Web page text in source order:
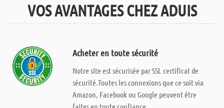
VOS AVANTAGES CHEZ ADUIS
Acheter en toute sécurité
Notre site est sécurisée par SSL certificat de
sécurité.Toutes les connexions que ce soit via
Amazon, Facebook ou Google peuvent être